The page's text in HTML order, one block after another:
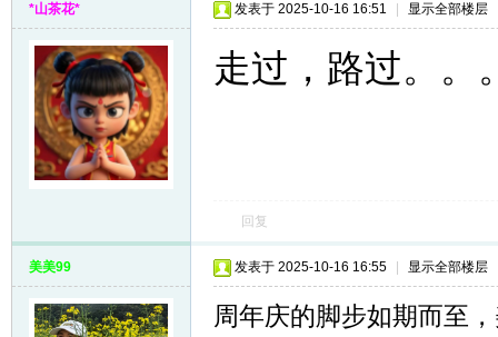
*山茶花* 发表于 2025-10-16 16:51 显示全部楼层
走过，路过。。
回复
美美99 发表于 2025-10-16 16:55 显示全部楼层
周年庆的脚步如期而至